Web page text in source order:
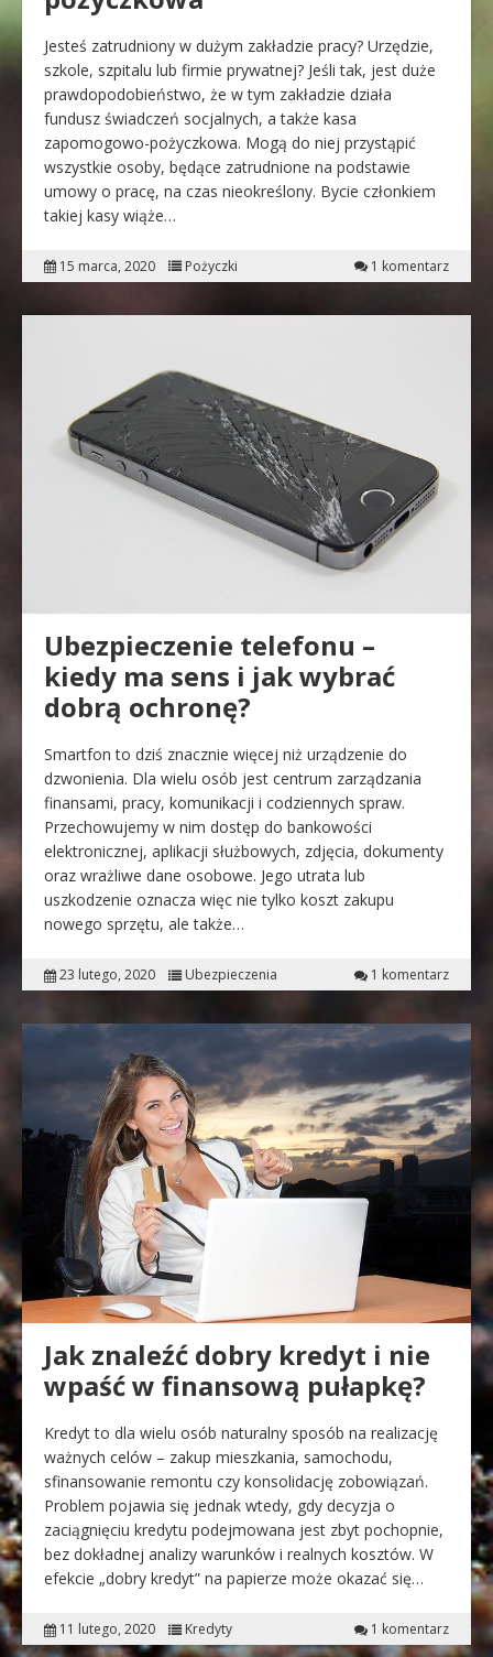
Jesteś zatrudniony w dużym zakładzie pracy? Urzędzie,
szkole, szpitalu lub firmie prywatnej? Jeśli tak, jest duże
prawdopodobieństwo, że w tym zakładzie działa
fundusz świadczeń socjalnych, a także kasa
zapomogowo-pożyczkowa. Mogą do niej przystąpić
wszystkie osoby, będące zatrudnione na podstawie
umowy o pracę, na czas nieokreślony. Bycie członkiem
takiej kasy wiąże…
15 marca, 2020 Pożyczki 1 komentarz
Ubezpieczenie telefonu –
kiedy ma sens i jak wybrać
dobrą ochronę?
Smartfon to dziś znacznie więcej niż urządzenie do
dzwonienia. Dla wielu osób jest centrum zarządzania
finansami, pracy, komunikacji i codziennych spraw.
Przechowujemy w nim dostęp do bankowości
elektronicznej, aplikacji służbowych, zdjęcia, dokumenty
oraz wrażliwe dane osobowe. Jego utrata lub
uszkodzenie oznacza więc nie tylko koszt zakupu
nowego sprzętu, ale także…
23 lutego, 2020 Ubezpieczenia 1 komentarz
Jak znaleźć dobry kredyt i nie
wpaść w finansową pułapkę?
Kredyt to dla wielu osób naturalny sposób na realizację
ważnych celów – zakup mieszkania, samochodu,
sfinansowanie remontu czy konsolidację zobowiązań.
Problem pojawia się jednak wtedy, gdy decyzja o
zaciągnięciu kredytu podejmowana jest zbyt pochopnie,
bez dokładnej analizy warunków i realnych kosztów. W
efekcie „dobry kredyt” na papierze może okazać się…
11 lutego, 2020 Kredyty 1 komentarz